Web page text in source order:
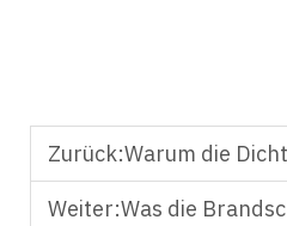
Zurück:Warum die Dichtleistung von
Weiter:Was die Brandschutzklassen von